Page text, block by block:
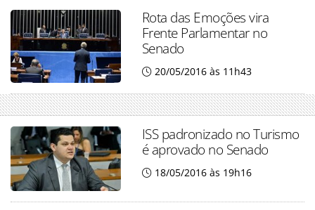
Rota das Emoções vira
Frente Parlamentar no
Senado
20/05/2016 às 11h43
ISS padronizado no Turismo
é aprovado no Senado
18/05/2016 às 19h16